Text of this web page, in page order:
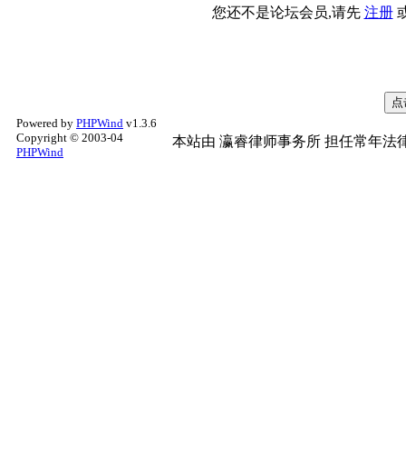
您还不是论坛会员,请先 注册
Powered by PHPWind v1.3.6
Copyright © 2003-04
PHPWind
本站由 瀛睿律师事务所 担任常年法